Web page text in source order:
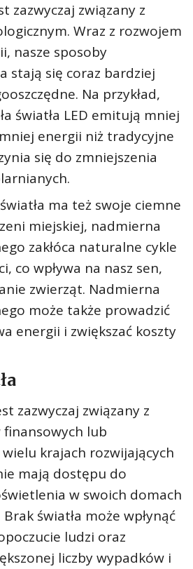
zazwyczaj związany z
Wraz z rozwojem
nasze sposoby
stają się coraz bardziej
Na przykład,
światła LED emitują mniej
energii niż tradycyjne
się do zmniejszenia
ma też swoje ciemne
miejskiej, nadmierna
zakłóca naturalne cykle
co wpływa na nasz sen,
zwierząt. Nadmierna
może także prowadzić
energii i zwiększać koszty
zazwyczaj związany z
lub
krajach rozwijających
mają dostępu do
w swoich domach
światła może wpłynąć
ludzi oraz
liczby wypadków i